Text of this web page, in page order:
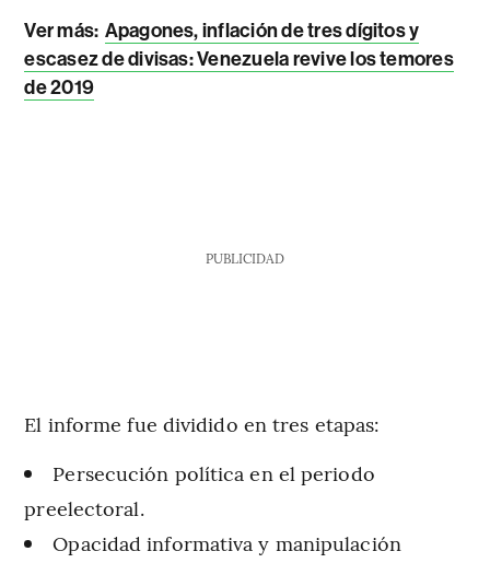
Ver más: Apagones, inflación de tres dígitos y
escasez de divisas: Venezuela revive los temores
de 2019
PUBLICIDAD
El informe fue dividido en tres etapas:
Persecución política en el periodo
preelectoral.
Opacidad informativa y manipulación